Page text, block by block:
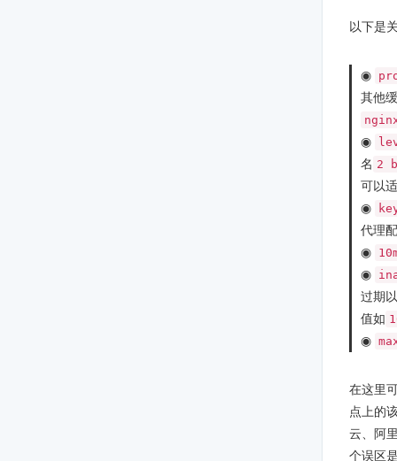
以下是
◉
其他
◉
名 2
可以
◉
代理
◉
◉
过期
值如
◉
在这里
点上的
云、阿
个误区